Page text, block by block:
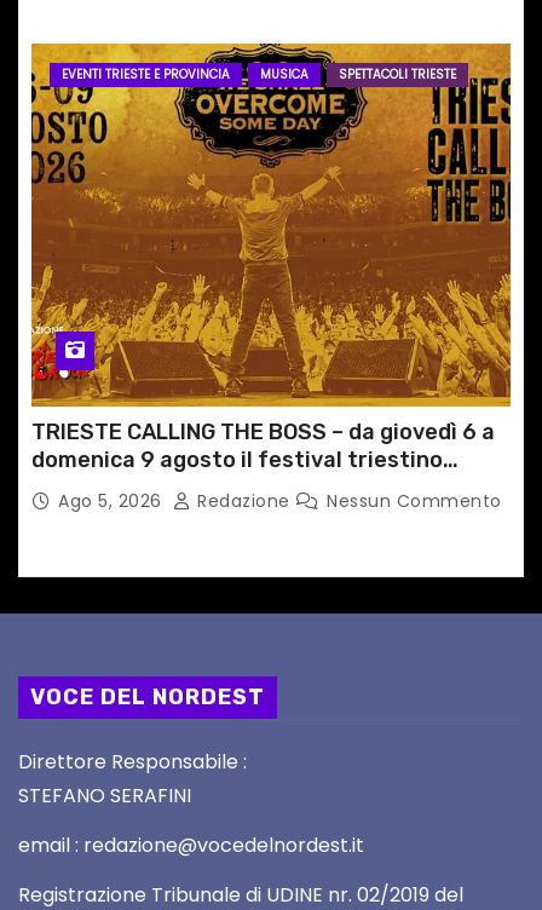
EVENTI TRIESTE E PROVINCIA MUSICA SPETTACOLI TRIESTE
TRIESTE CALLING THE BOSS – da giovedì 6 a
domenica 9 agosto il festival triestino
dedicato a Springsteen
Ago 5, 2026 Redazione Nessun Commento
VOCE DEL NORDEST
Direttore Responsabile :
STEFANO SERAFINI
email : redazione@vocedelnordest.it
Registrazione Tribunale di UDINE nr. 02/2019 del